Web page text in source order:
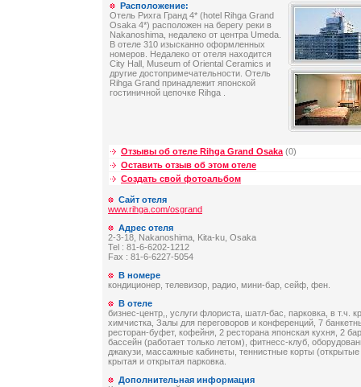
Расположение:
Отель Рихга Гранд 4* (hotel Rihga Grand
Osaka 4*) расположен на берегу реки в
Nakanoshima, недалеко от центра Umeda.
В отеле 310 изысканно оформленных
номеров. Недалеко от отеля находится
City Hall, Museum of Oriental Ceramics и
другие достопримечательности. Отель
Rihga Grand принадлежит японской
гостиничной цепочке Rihga .
Отзывы об отеле Rihga Grand Osaka(0)
Оставить отзыв об этом отеле
Создать свой фотоальбом
Сайт отеля
www.rihga.com/osgrand
Адрес отеля
2-3-18, Nakanoshima, Kita-ku, Osaka
Tel : 81-6-6202-1212
Fax : 81-6-6227-5054
В номере
кондиционер, телевизор, радио, мини-бар, сейф, фен.
В отеле
бизнес-центр,, услуги флориста, шатл-бас, парковка, в т.ч.
химчистка, Залы для переговоров и конференций, 7
ресторан-буфет, кофейня, 2 ресторана японская кухня, 2
бассейн (работает только летом), фитнесс-клуб,
джакузи, массажные кабинеты, теннистные корты
крытая и открытая парковка.
Дополнительная информация